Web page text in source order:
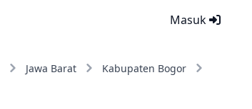
Masuk
Jawa Barat
Kabupaten Bogor